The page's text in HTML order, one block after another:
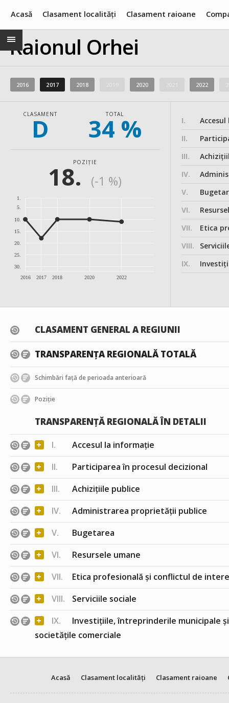
Acasă Clasament localități Clasament raioane
Raionul Orhei
2016 2017 2018 2020 2022
CLASAMENT
D TOTAL
34 %
POZIȚIE
18. (-1 %)
2016 2017 2018 2020 2022
1.
5.
10.
15.
20.
25.
30.
I.
II.
III.
IV.
V.
VI.
VII.
Etica
VIII.
IX.
Investițiile,
CLASAMENT GENERAL A REGIUNII
TRANSPARENȚA REGIONALĂ TOTALĂ
Schimbări față de perioada anterioară
Poziție
TRANSPARENȚĂ REGIONALĂ ÎN DETALII
+
I. Accesul la informație
+ II. Participarea în procesul decizional
+ III. Achizițiile publice
+ IV. Administrarea proprietății publice
+ V. Bugetarea
+ VI. Resursele umane
+ VII. Etica profesională și conflictul de
+ VIII. Serviciile sociale
+ IX.
Investițiile, întreprinderile municipale
societățile comerciale
Acasă Clasament localități Clasament raioane